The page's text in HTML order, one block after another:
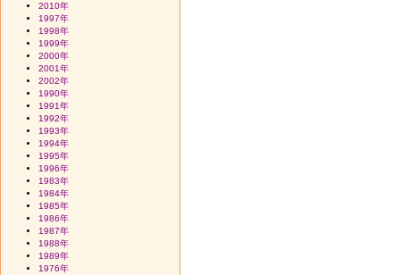
2010年
1997年
1998年
1999年
2000年
2001年
2002年
1990年
1991年
1992年
1993年
1994年
1995年
1996年
1983年
1984年
1985年
1986年
1987年
1988年
1989年
1976年